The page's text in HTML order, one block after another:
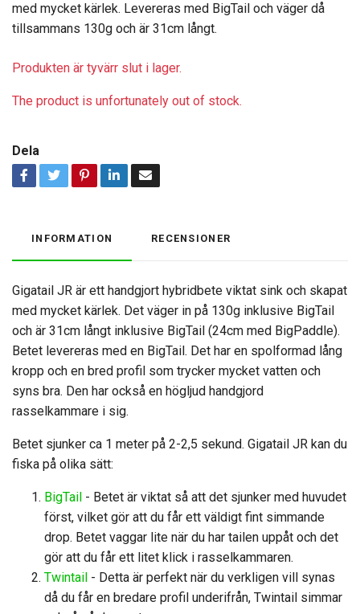
med mycket kärlek. Levereras med BigTail och väger då
tillsammans 130g och är 31cm långt.
Produkten är tyvärr slut i lager.
The product is unfortunately out of stock.
Dela
INFORMATION RECENSIONER
Gigatail JR är ett handgjort hybridbete viktat sink och skapat
med mycket kärlek. Det väger in på 130g inklusive BigTail
och är 31cm långt inklusive BigTail (24cm med BigPaddle).
Betet levereras med en BigTail. Det har en spolformad lång
kropp och en bred profil som trycker mycket vatten och
syns bra. Den har också en högljud handgjord
rasselkammare i sig.
Betet sjunker ca 1 meter på 2-2,5 sekund. Gigatail JR kan du
fiska på olika sätt:
BigTail - Betet är viktat så att det sjunker med huvudet
först, vilket gör att du får ett väldigt fint simmande
drop. Betet vaggar lite när du har tailen uppåt och det
gör att du får ett litet klick i rasselkammaren.
Twintail - Detta är perfekt när du verkligen vill synas
då du får en bredare profil underifrån, Twintail simmar